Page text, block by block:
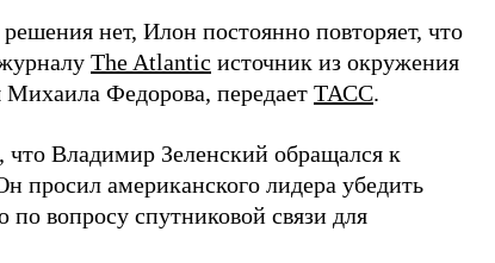
нет, Илон постоянно повторяет, что
The Atlantic источник из окружения
Федорова, передает ТАСС.
Владимир Зеленский обращался к
американского лидера убедить
вопросу спутниковой связи для